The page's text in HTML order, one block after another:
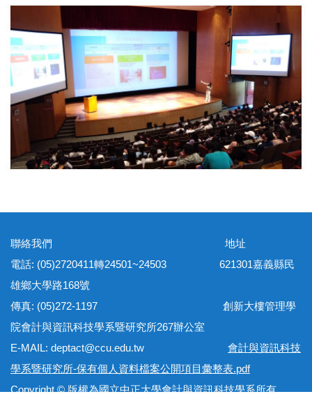
聯絡我們 地址
電話: (05)2720411轉24501~24503 621301嘉義縣民
雄鄉大學路168號
傳真: (05)272-1197 創新大樓管理學
院會計與資訊科技學系暨研究所267辦公室
E-MAIL: deptact@ccu.edu.tw 會計與資訊科技
學系暨研究所-保有個人資料檔案公開項目彙整表.pdf
Copyright © 版權為國立中正大學會計與資訊科技學系所有